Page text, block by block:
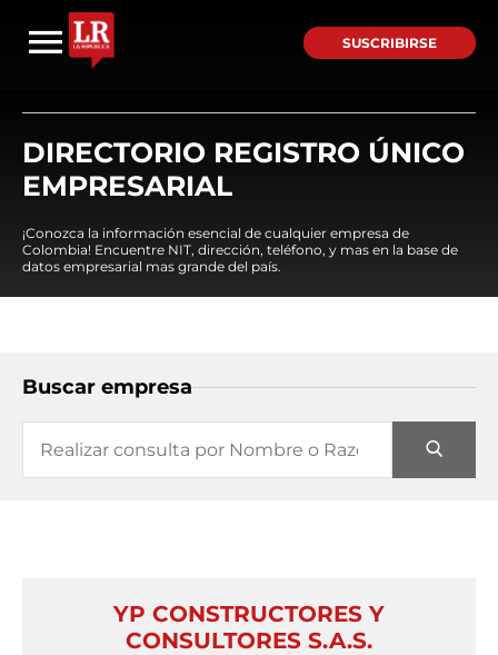
SUSCRIBIRSE
DIRECTORIO REGISTRO ÚNICO
EMPRESARIAL
¡Conozca la información esencial de cualquier empresa de
Colombia! Encuentre NIT, dirección, teléfono, y mas en la base de
datos empresarial mas grande del país.
Buscar empresa
YP CONSTRUCTORES Y
CONSULTORES S.A.S.